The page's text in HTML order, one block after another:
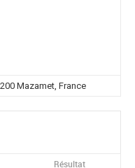
Mazamet, France
Résultat